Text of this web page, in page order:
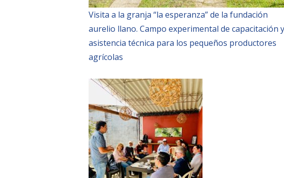
Visita a la granja “la esperanza” de la fundación
aurelio llano. Campo experimental de capacitación y
asistencia técnica para los pequeños productores
agrícolas